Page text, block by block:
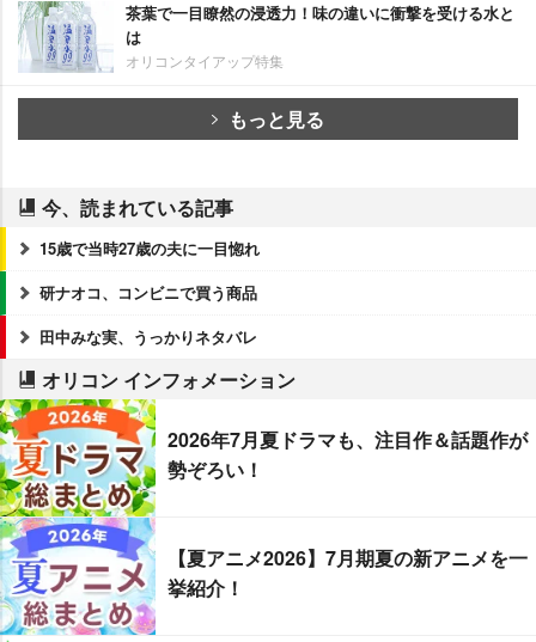
茶葉で一目瞭然の浸透力！味の違いに衝撃を受ける水と
は
オリコンタイアップ特集
もっと見る
今、読まれている記事
15歳で当時27歳の夫に一目惚れ
研ナオコ、コンビニで買う商品
田中みな実、うっかりネタバレ
オリコン インフォメーション
2026年7月夏ドラマも、注目作＆話題作が
勢ぞろい！
【夏アニメ2026】7月期夏の新アニメを一
挙紹介！